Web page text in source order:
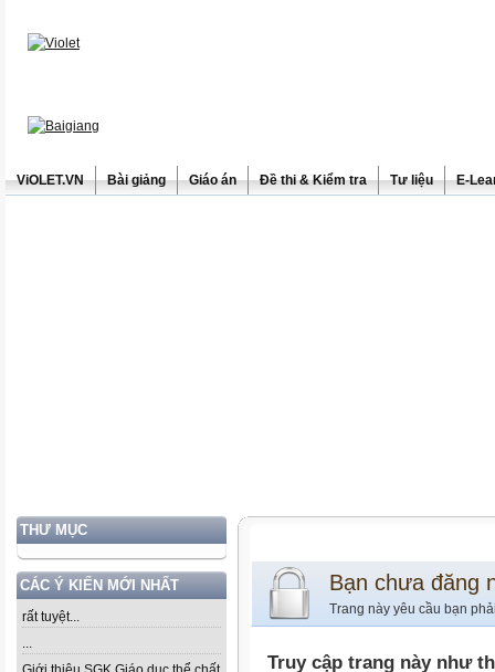
ViOLET.VN Bài giảng Giáo án Đề thi & Kiểm tra Tư liệu E-
THƯ MỤC
CÁC Ý KIẾN MỚI NHẤT
rất tuyệt...
...
Bạn chưa đăng
Trang này yêu cầu bạn
Truy cập trang này như